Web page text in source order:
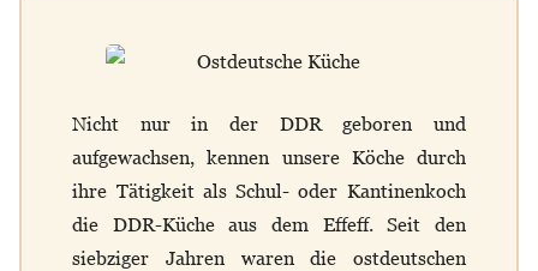
Nicht nur in der DDR geboren und
aufgewachsen, kennen unsere Köche durch
ihre Tätigkeit als Schul- oder Kantinenkoch
die DDR-Küche aus dem Effeff. Seit den
siebziger Jahren waren die ostdeutschen